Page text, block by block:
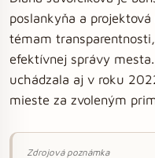
poslankyňa a
témam
efektívnej správy
uchádzala aj v roku
mieste za zvoleným
Zdrojová poznámka